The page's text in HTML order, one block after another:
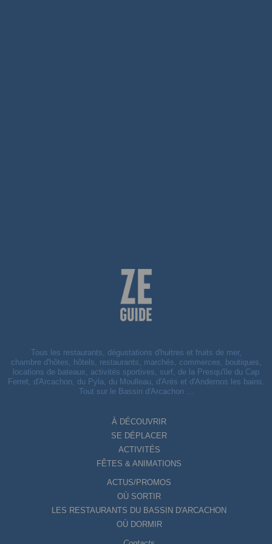
Tous les restaurants, dégustations d'huitres et fruits de mer,
chambre d'hôtes, hôtels, restaurants, marchés, commerces, boutiques,
locations de bateaux, activités sportives, surf, de la Presqu'île du Cap
Ferret, d'Arcachon, du Pyla, du Moulleau, d'Arès et d'Andernos les bains.
Tout sur le Bassin d'Arcachon ...
À DÉCOUVRIR
SE DÉPLACER
ACTIVITÉS
FÊTES & ANIMATIONS
ACTUS/PROMOS
OÙ SORTIR
LES RESTAURANTS DU BASSIN D'ARCACHON
OÙ DORMIR